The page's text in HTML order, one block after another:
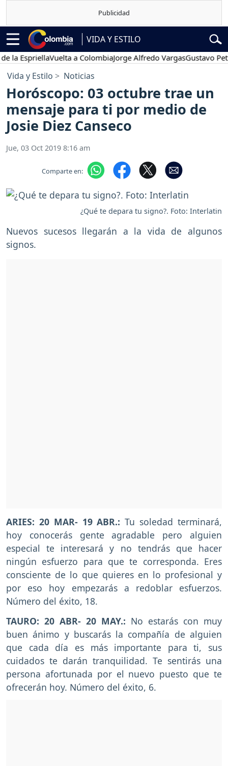
VIDA Y ESTILO
Vuelta a ColombiaJorge Alfredo VargasGustavo Petro
Vida y Estilo Noticias
Horóscopo: 03 octubre trae un
mensaje para ti por medio de
Josie Diez Canseco
Jue, 03 Oct 2019 8:16 am
Comparte en:
¿Qué te depara tu signo?. Foto: Interlatin
Nuevos sucesos llegarán a la vida de algunos
signos.
ARIES: 20 MAR- 19 ABR.:Tu soledad terminará,
hoy conocerás gente agradable pero alguien
especial te interesará y no tendrás que hacer
ningún esfuerzo para que te corresponda. Eres
consciente de lo que quieres en lo profesional y
por eso hoy empezarás a redoblar esfuerzos.
Número del éxito, 18.
TAURO: 20 ABR- 20 MAY.: No estarás con muy
buen ánimo y buscarás la compañía de alguien
que cada día es más importante para ti, sus
cuidados te darán tranquilidad. Te sentirás una
persona afortunada por el nuevo puesto que te
ofrecerán hoy. Número del éxito, 6.